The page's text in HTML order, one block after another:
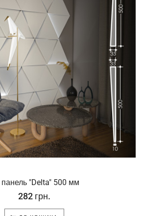
панель "Delta" 500 мм
282 грн.